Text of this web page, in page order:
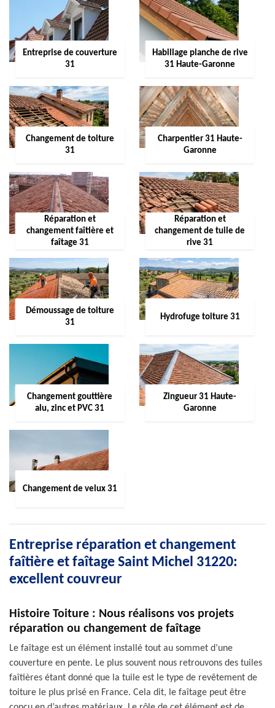
Entreprise de couverture
31
Habillage planche de rive
31 Haute-Garonne
Changement de toiture
31
Charpentier 31 Haute-
Garonne
Réparation et
changement faîtière et
faîtage 31
Réparation et
changement de tuile de
rive 31
Démoussage de toiture
31
Hydrofuge toiture 31
Changement gouttière
alu, zinc et PVC 31
Zingueur 31 Haute-
Garonne
Changement de velux 31
Entreprise réparation et changement
faîtière et faîtage Saint Michel 31220:
excellent couvreur
Histoire Toiture : Nous réalisons vos projets
réparation ou changement de faîtage
Le faîtage est un élément installé tout au sommet d’une
couverture en pente. Le plus souvent nous retrouvons des tuiles
faîtières étant donné que la tuile est le type de revêtement de
toiture le plus prisé en France. Cela dit, le faîtage peut être